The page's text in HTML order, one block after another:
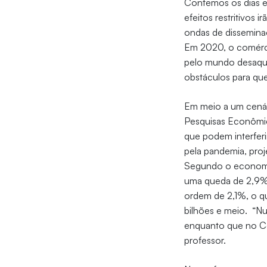
Contemos os dias
efeitos restritivos
ondas de
Em 2020, o
pelo mundo
obstáculos para
Em meio a um
Pesquisas
que podem
pela pandemia,
Segundo o
uma queda de
ordem de 2,1%, o
bilhões e meio.
enquanto que no
professor.